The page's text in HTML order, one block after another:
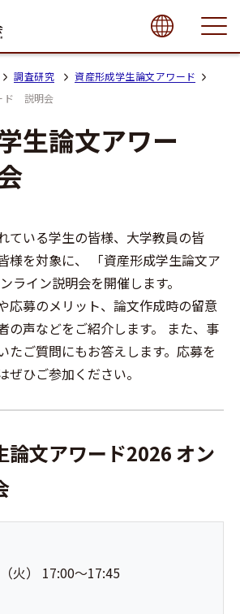
close
調査研究
資産形成学生論文アワード
ド 説明会
生論文アワー
ている学生の皆様、大学教員の皆
様を対象に、 「資産形成学生論文ア
ライン説明会を開催します。
応募のメリット、論文作成時の留意
の声などをご紹介します。 また、事
たご質問にもお答えします。応募を
ひご参加ください。
論文アワード2026 オン
火） 17:00～17:45